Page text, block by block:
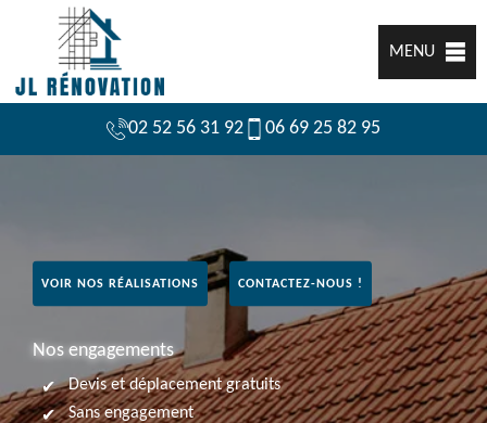
MENU
02 52 56 31 92 06 69 25 82 95
VOIR NOS RÉALISATIONS CONTACTEZ-NOUS !
Nos engagements
Devis et déplacement gratuits
Sans engagement